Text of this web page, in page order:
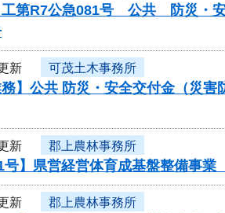
工第R7公急081号 公共 防災・
新 可茂土木事務所
務】公共 防災・安全交付金（災
新 郡上農林事務所
号】県営経営体育成基盤整備
新 郡上農林事務所